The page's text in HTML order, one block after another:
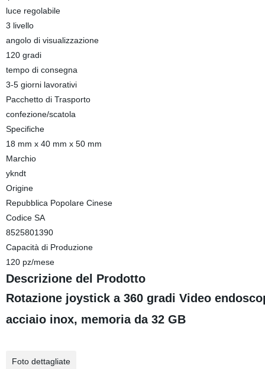
luce regolabile
3 livello
angolo di visualizzazione
120 gradi
tempo di consegna
3-5 giorni lavorativi
Pacchetto di Trasporto
confezione/scatola
Specifiche
18 mm x 40 mm x 50 mm
Marchio
ykndt
Origine
Repubblica Popolare Cinese
Codice SA
8525801390
Capacità di Produzione
120 pz/mese
Descrizione del Prodotto
Rotazione joystick a 360 gradi Video
acciaio inox, memoria da 32 GB
Foto dettagliate